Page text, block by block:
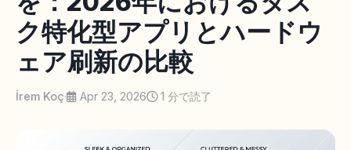
ク特化型アプリとハードウ
ェア刷新の比較
İrem Koç· Apr 23, 2026 1 分で読了